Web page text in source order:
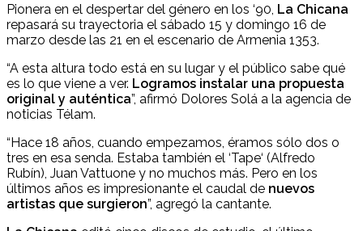
Pionera en el despertar del género en los ‘90, La Chicana
repasará su trayectoria el sábado 15 y domingo 16 de
marzo desde las 21 en el escenario de Armenia 1353.
“A esta altura todo está en su lugar y el público sabe qué
es lo que viene a ver. Logramos instalar una propuesta
original y auténtica”, afirmó Dolores Solá a la agencia de
noticias Télam.
“Hace 18 años, cuando empezamos, éramos sólo dos o
tres en esa senda. Estaba también el ‘Tape‘ (Alfredo
Rubín), Juan Vattuone y no muchos más. Pero en los
últimos años es impresionante el caudal de nuevos
artistas que surgieron”, agregó la cantante.